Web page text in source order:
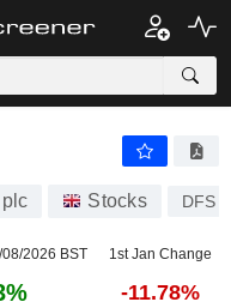
Stocks DFS
2026 BST 1st Jan Change
-11.78%